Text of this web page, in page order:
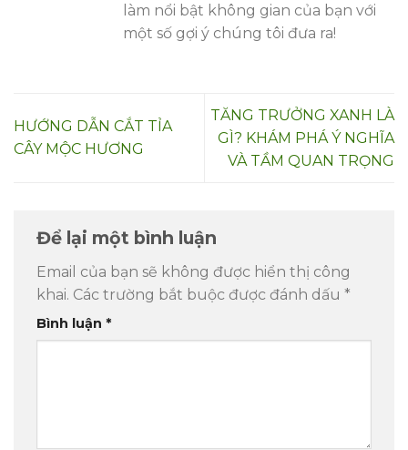
làm nổi bật không gian của bạn với
một số gợi ý chúng tôi đưa ra!
HƯỚNG DẪN CẮT TỈA
CÂY MỘC HƯƠNG
TĂNG TRƯỞNG XANH LÀ
GÌ? KHÁM PHÁ Ý NGHĨA
VÀ TẦM QUAN TRỌNG
Để lại một bình luận
Email của bạn sẽ không được hiển thị công
khai. Các trường bắt buộc được đánh dấu *
Bình luận *